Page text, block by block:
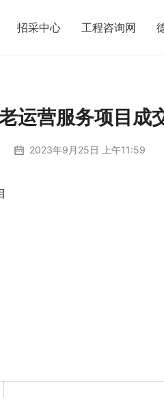
招采中心 工程咨询网
运营服务项目成
2023年9月25日 上午11:59